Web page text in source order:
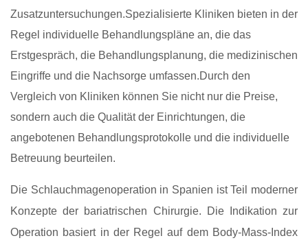
Zusatzuntersuchungen.Spezialisierte Kliniken bieten in der
Regel individuelle Behandlungspläne an, die das
Erstgespräch, die Behandlungsplanung, die medizinischen
Eingriffe und die Nachsorge umfassen.Durch den
Vergleich von Kliniken können Sie nicht nur die Preise,
sondern auch die Qualität der Einrichtungen, die
angebotenen Behandlungsprotokolle und die individuelle
Betreuung beurteilen.
Die Schlauchmagenoperation in Spanien ist Teil moderner
Konzepte der bariatrischen Chirurgie. Die Indikation zur
Operation basiert in der Regel auf dem Body-Mass-Index